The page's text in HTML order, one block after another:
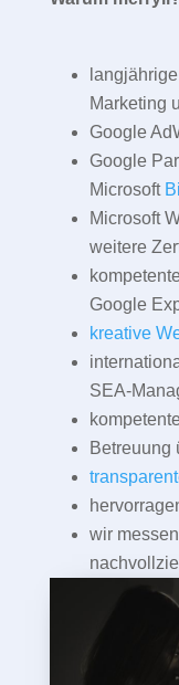
Marketing
Google
Google
Microsoft
Microsoft
weitere
Google
kreative
SEA-
Betreuung
wir